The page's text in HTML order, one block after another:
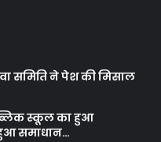
समिति ने पेश की मिसाल
स्कूल का हुआ
समाधान…